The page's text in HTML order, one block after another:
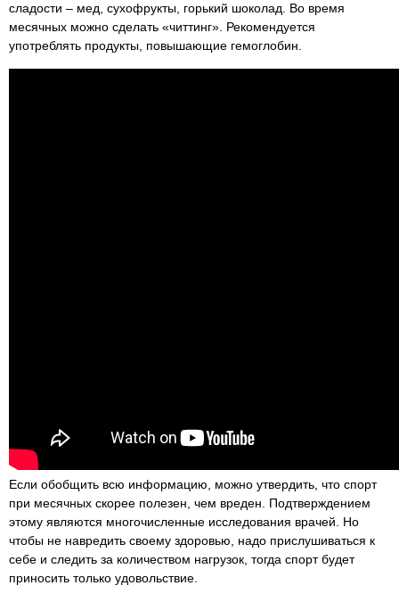
сладости – мед, сухофрукты, горький шоколад. Во время
месячных можно сделать «читтинг». Рекомендуется
употреблять продукты, повышающие гемоглобин.
Если обобщить всю информацию, можно утвердить, что спорт
при месячных скорее полезен, чем вреден. Подтверждением
этому являются многочисленные исследования врачей. Но
чтобы не навредить своему здоровью, надо прислушиваться к
себе и следить за количеством нагрузок, тогда спорт будет
приносить только удовольствие.